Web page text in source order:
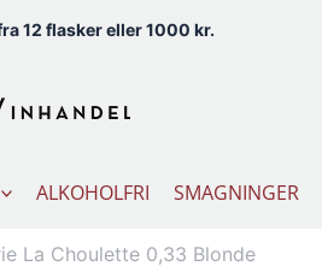
12 flasker eller 1000 kr.
ALKOHOLFRI SMAGNINGER
La Choulette 0,33 Blonde